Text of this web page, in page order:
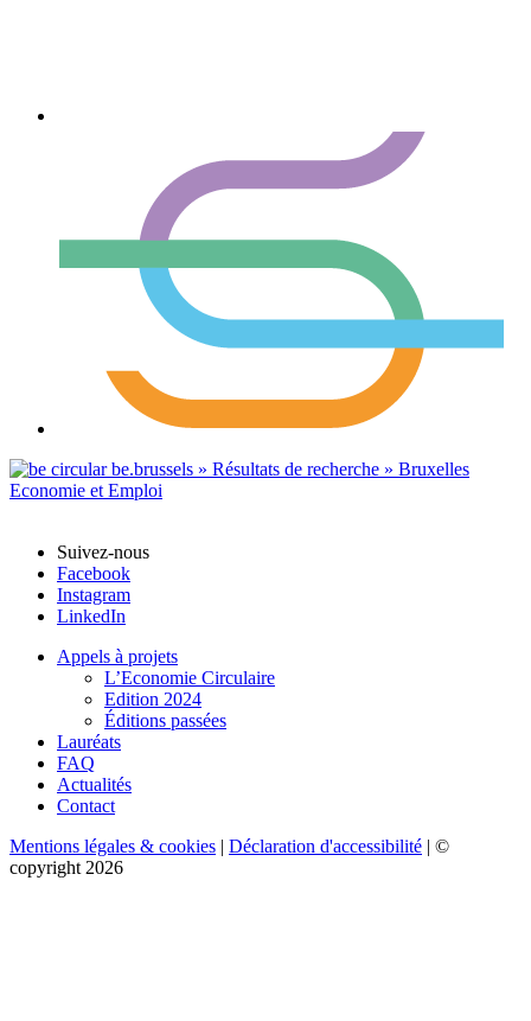
Suivez-nous
Facebook
Instagram
LinkedIn
Appels à projets
L’Economie Circulaire
Edition 2024
Éditions passées
Lauréats
FAQ
Actualités
Contact
Mentions légales & cookies | Déclaration d'accessibilité | ©
copyright 2026